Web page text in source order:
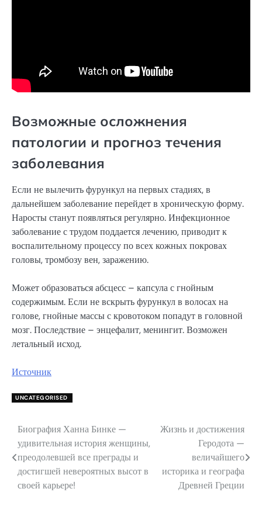
Возможные осложнения
патологии и прогноз течения
заболевания
Если не вылечить фурункул на первых стадиях, в
дальнейшем заболевание перейдет в хроническую форму.
Наросты станут появляться регулярно. Инфекционное
заболевание с трудом поддается лечению, приводит к
воспалительному процессу по всех кожных покровах
головы, тромбозу вен, заражению.
Может образоваться абсцесс – капсула с гнойным
содержимым. Если не вскрыть фурункул в волосах на
голове, гнойные массы с кровотоком попадут в головной
мозг. Последствие – энцефалит, менингит. Возможен
летальный исход.
Источник
UNCATEGORISED
Навигация
по
записям
Биография Ханна Бинке —
удивительная история женщины,
преодолевшей все преграды и
достигшей невероятных высот в
своей карьере!
Жизнь и достижения
Геродота —
величайшего
историка и географа
Древней Греции